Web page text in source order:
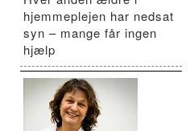
hjemmeplejen har nedsat
syn – mange får ingen
hjælp